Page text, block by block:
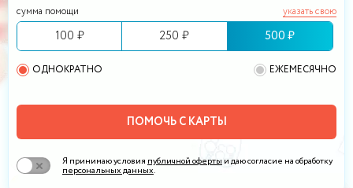
сумма помощи указать свою
100 ₽ 250 ₽ 500 ₽
ОДНОКРАТНО ЕЖЕМЕСЯЧНО
ПОМОЧЬ С КАРТЫ
Я принимаю условия публичной оферты и даю согласие на обработку
персональных данных.